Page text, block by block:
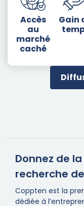
Accès
au
marché
caché
Gain
Donnez de
recherche
Coppten est la
dédiée à